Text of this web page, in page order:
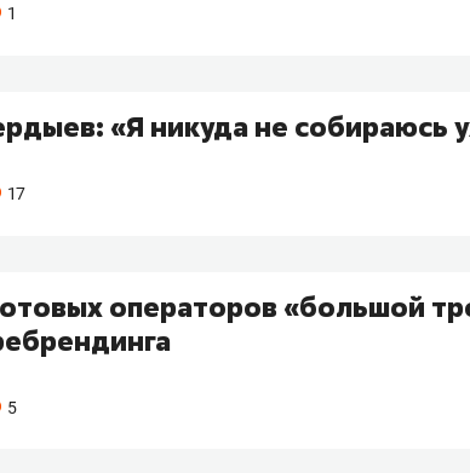
1
«Я никуда не собираюсь
17
операторов «большой
5